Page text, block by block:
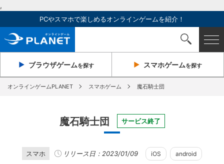
,
PCやスマホで楽しめるオンラインゲームを紹介！
ブラウザゲームを探す スマホゲームを探す
オンラインゲームPLANET スマホゲーム 魔石騎士団
魔石騎士団 サービス終了
スマホ リリース日：2023/01/09 iOS android